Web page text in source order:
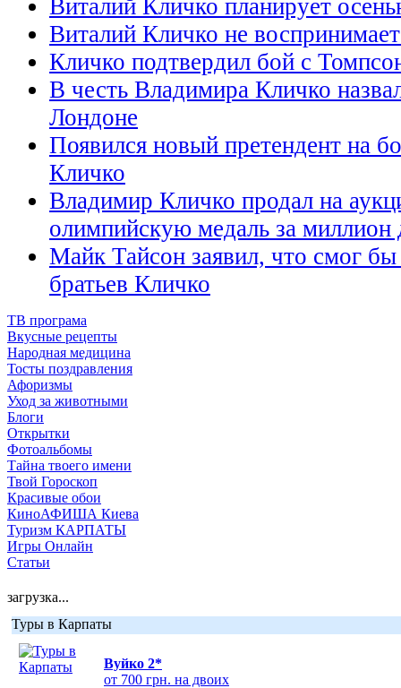
Виталий Кличко планирует
Виталий Кличко не
Кличко подтвердил бой с
В честь Владимира Кличко
Лондоне
Появился новый претендент на
Кличко
Владимир Кличко продал на
олимпийскую медаль за миллион
Майк Тайсон заявил, что смог
братьев Кличко
ТВ програма
Вкусные рецепты
Народная медицина
Тосты поздравления
Афоризмы
Уход за животными
Блоги
Открытки
Фотоальбомы
Тайна твоего имени
Твой Гороскоп
Красивые обои
КиноАФИША Киева
Туризм КАРПАТЫ
Игры Онлайн
Статьи
загрузка...
Туры в Карпаты
Вуйко 2*
от 700 грн. на двоих